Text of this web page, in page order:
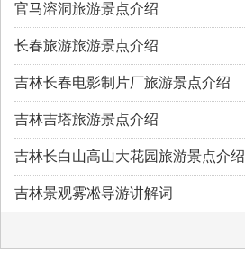
官马溶洞旅游景点介绍
长春旅游旅游景点介绍
吉林长春电影制片厂旅游景点介绍
吉林吉塔旅游景点介绍
吉林长白山高山大花园旅游景点介绍
吉林景观雾凇导游讲解词